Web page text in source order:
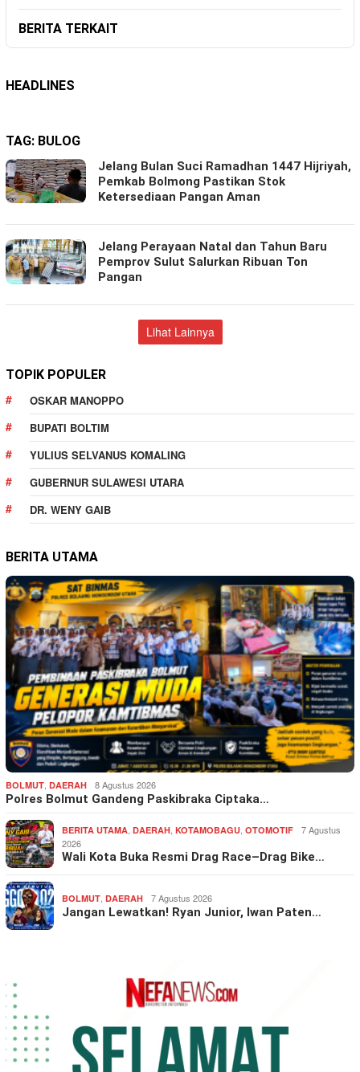
BERITA TERKAIT
HEADLINES
TAG: BULOG
Jelang Bulan Suci Ramadhan 1447 Hijriyah,
Pemkab Bolmong Pastikan Stok
Ketersediaan Pangan Aman
Jelang Perayaan Natal dan Tahun Baru
Pemprov Sulut Salurkan Ribuan Ton
Pangan
Lihat Lainnya
TOPIK POPULER
OSKAR MANOPPO
BUPATI BOLTIM
YULIUS SELVANUS KOMALING
GUBERNUR SULAWESI UTARA
DR. WENY GAIB
BERITA UTAMA
BOLMUT, DAERAH 8 Agustus 2026
Polres Bolmut Gandeng Paskibraka Ciptaka…
BERITA UTAMA, DAERAH, KOTAMOBAGU, OTOMOTIF
7 Agustus
2026
Wali Kota Buka Resmi Drag Race–Drag Bike…
BOLMUT, DAERAH 7 Agustus 2026
Jangan Lewatkan! Ryan Junior, Iwan Paten…